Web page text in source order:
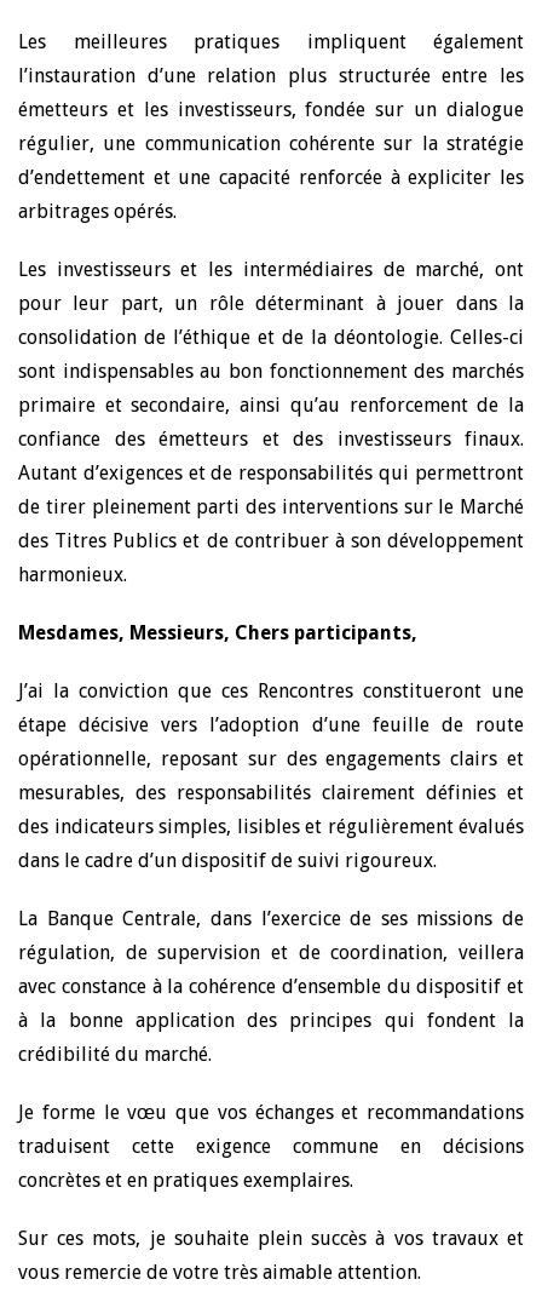
Les meilleures pratiques impliquent également
l’instauration d’une relation plus structurée entre les
émetteurs et les investisseurs, fondée sur un dialogue
régulier, une communication cohérente sur la stratégie
d’endettement et une capacité renforcée à expliciter les
arbitrages opérés.
Les investisseurs et les intermédiaires de marché, ont
pour leur part, un rôle déterminant à jouer dans la
consolidation de l’éthique et de la déontologie. Celles-ci
sont indispensables au bon fonctionnement des marchés
primaire et secondaire, ainsi qu’au renforcement de la
confiance des émetteurs et des investisseurs finaux.
Autant d’exigences et de responsabilités qui permettront
de tirer pleinement parti des interventions sur le Marché
des Titres Publics et de contribuer à son développement
harmonieux.
Mesdames, Messieurs, Chers participants,
J’ai la conviction que ces Rencontres constitueront une
étape décisive vers l’adoption d’une feuille de route
opérationnelle, reposant sur des engagements clairs et
mesurables, des responsabilités clairement définies et
des indicateurs simples, lisibles et régulièrement évalués
dans le cadre d’un dispositif de suivi rigoureux.
La Banque Centrale, dans l’exercice de ses missions de
régulation, de supervision et de coordination, veillera
avec constance à la cohérence d’ensemble du dispositif et
à la bonne application des principes qui fondent la
crédibilité du marché.
Je forme le vœu que vos échanges et recommandations
traduisent cette exigence commune en décisions
concrètes et en pratiques exemplaires.
Sur ces mots, je souhaite plein succès à vos travaux et
vous remercie de votre très aimable attention.